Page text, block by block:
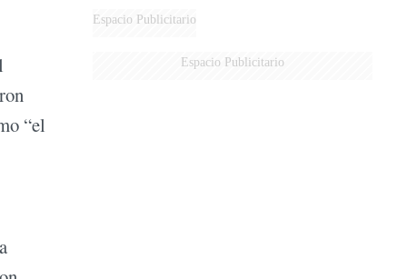
“el
Espacio Publicitario
Espacio Publicitario